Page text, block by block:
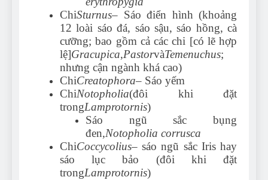
ChiSturnus– Sáo điển hình (khoảng
12 loài sáo đá, sáo sậu, sáo hồng, cà
cưỡng; bao gồm cả các chi [có lẽ hợp
lệ]Gracupica,PastorvàTemenuchus;
nhưng cận ngành khá cao)
ChiCreatophora– Sáo yếm
ChiNotopholia(đôi khi đặt
trongLamprotornis)
Sáo ngũ sắc bụng
đen,Notopholia corrusca
ChiCoccycolius– sáo ngũ sắc Iris hay
sáo lục bảo (đôi khi đặt
trongLamprotornis)